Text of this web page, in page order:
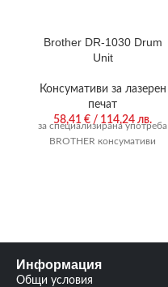
Brother DR-1030 Drum
Unit
Консумативи за лазерен
печат
58,41 € / 114,24 лв.
за специализирана употреба
BROTHER консумативи
Информация
Общи условия